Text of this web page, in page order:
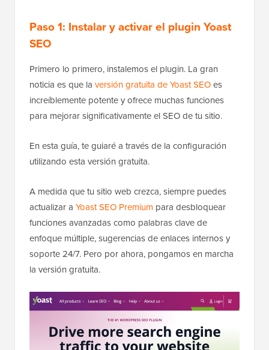
Paso 1: Instalar y activar el plugin Yoast
SEO
Primero lo primero, instalemos el plugin. La gran
noticia es que la versión gratuita de Yoast SEOes
increíblemente potente y ofrece muchas funciones
para mejorar significativamente el SEO de tu sitio.
En esta guía, te guiaré a través de la configuración
utilizando esta versión gratuita.
A medida que tu sitio web crezca, siempre puedes
actualizar a Yoast SEO Premium para desbloquear
funciones avanzadas como palabras clave de
enfoque múltiple, sugerencias de enlaces internos y
soporte 24/7. Pero por ahora, pongamos en marcha
la versión gratuita.